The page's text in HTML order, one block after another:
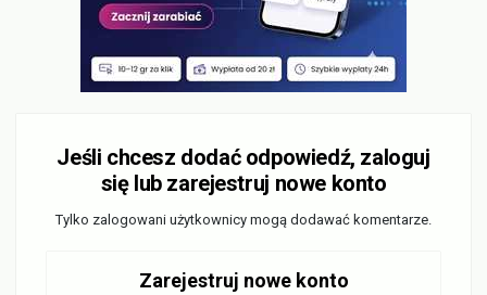
Jeśli chcesz dodać odpowiedź, zaloguj
się lub zarejestruj nowe konto
Tylko zalogowani użytkownicy mogą dodawać komentarze.
Zarejestruj nowe konto